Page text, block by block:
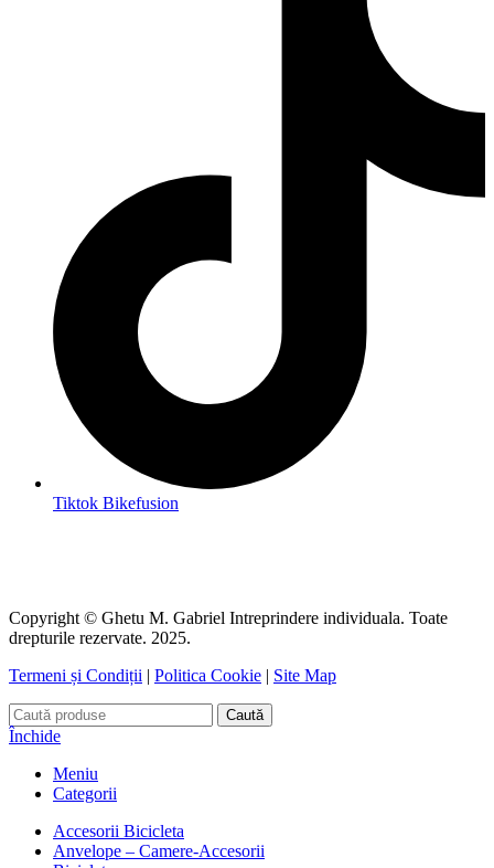
Tiktok Bikefusion
Copyright © Ghetu M. Gabriel Intreprindere individuala. Toate
drepturile rezervate. 2025.
Termeni și Condiții | Politica Cookie | Site Map
Caută
Închide
Meniu
Categorii
Accesorii Bicicleta
Anvelope – Camere-Accesorii